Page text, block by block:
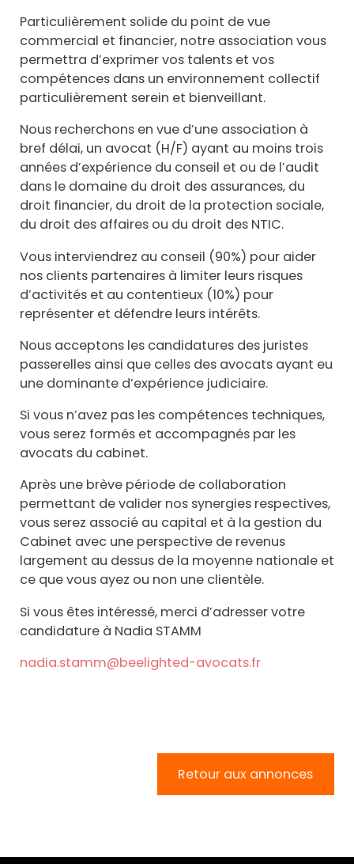
Particulièrement solide du point de vue
commercial et financier, notre association vous
permettra d’exprimer vos talents et vos
compétences dans un environnement collectif
particulièrement serein et bienveillant.
Nous recherchons en vue d’une association à
bref délai, un avocat (H/F) ayant au moins trois
années d’expérience du conseil et ou de l’audit
dans le domaine du droit des assurances, du
droit financier, du droit de la protection sociale,
du droit des affaires ou du droit des NTIC.
Vous interviendrez au conseil (90%) pour aider
nos clients partenaires à limiter leurs risques
d’activités et au contentieux (10%) pour
représenter et défendre leurs intérêts.
Nous acceptons les candidatures des juristes
passerelles ainsi que celles des avocats ayant eu
une dominante d’expérience judiciaire.
Si vous n’avez pas les compétences techniques,
vous serez formés et accompagnés par les
avocats du cabinet.
Après une brève période de collaboration
permettant de valider nos synergies respectives,
vous serez associé au capital et à la gestion du
Cabinet avec une perspective de revenus
largement au dessus de la moyenne nationale et
ce que vous ayez ou non une clientèle.
Si vous êtes intéressé, merci d’adresser votre
candidature à Nadia STAMM
nadia.stamm@beelighted-avocats.fr
Retour aux annonces